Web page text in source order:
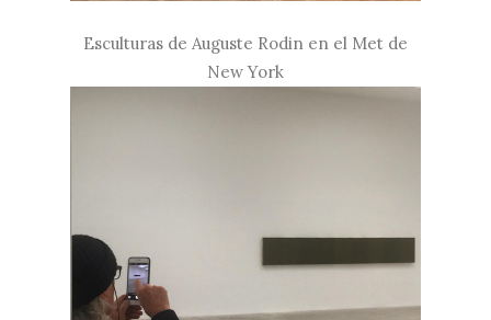
Esculturas de Auguste Rodin en el Met de
New York